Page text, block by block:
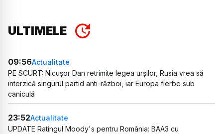
ULTIMELE
09:56Actualitate
PE SCURT: Nicușor Dan retrimite legea urșilor, Rusia vrea să
interzică singurul partid anti-război, iar Europa fierbe sub
caniculă
23:52Actualitate
UPDATE Ratingul Moody's pentru România: BAA3 cu